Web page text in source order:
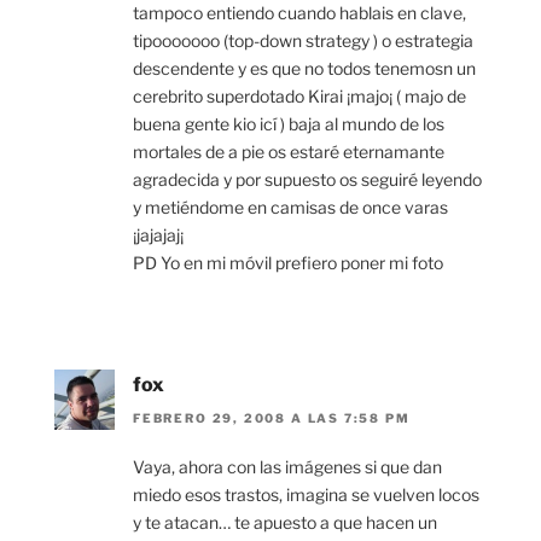
tampoco entiendo cuando hablais en clave,
tipooooooo (top-down strategy ) o estrategia
descendente y es que no todos tenemosn un
cerebrito superdotado Kirai ¡majo¡ ( majo de
buena gente kio icí ) baja al mundo de los
mortales de a pie os estaré eternamante
agradecida y por supuesto os seguiré leyendo
y metiéndome en camisas de once varas
¡jajajaj¡
PD Yo en mi móvil prefiero poner mi foto
fox
FEBRERO 29, 2008 A LAS 7:58 PM
Vaya, ahora con las imágenes si que dan
miedo esos trastos, imagina se vuelven locos
y te atacan… te apuesto a que hacen un